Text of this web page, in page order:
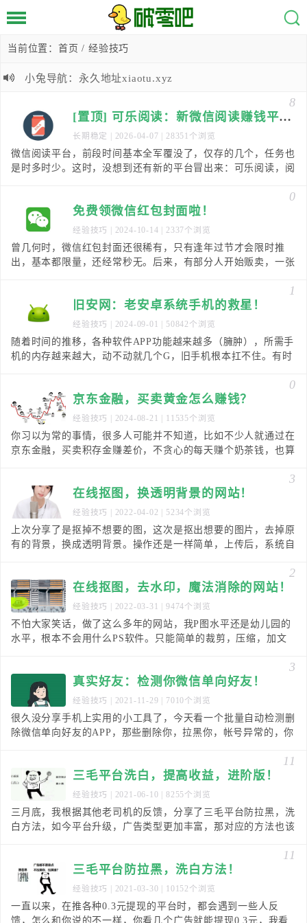
当前位置： 首页 / 经验技巧
小兔导航：永久地址xiaotu.xyz
8
[置顶] 可乐阅读：新微信阅读赚钱平台，0.3元提现！
长期稳定 | 2026-04-07 | 28351个浏览
微信阅读平台，前段时间基本全军覆没了，仅存的几个，任务也
是时多时少。这时，没想到还有新的平台冒出来：可乐阅读，阅
0
免费领微信红包封面啦！
经验技巧 | 2024-10-14 | 2337个浏览
曾几何时，微信红包封面还很稀有，只有逢年过节才会限时推
出，基本都限量，还经常秒无。后来，有部分人开始贩卖，一张
1
旧安网：老安卓系统手机的救星！
经验技巧 | 2024-09-01 | 50842个浏览
随着时间的推移，各种软件APP功能越来越多（臃肿），所需手
机的内存越来越大，动不动就几个G，旧手机根本扛不住。有时
0
京东金融，买卖黄金怎么赚钱？
经验技巧 | 2024-08-21 | 11535个浏览
你习以为常的事情，很多人可能并不知道，比如不少人就通过在
京东金融，买卖积存金赚差价，不贪心的每天赚个奶茶钱，也算
3
在线抠图，换透明背景的网站！
经验技巧 | 2022-04-02 | 5234个浏览
上次分享了是抠掉不想要的图，这次是抠出想要的图片，去掉原
有的背景，换成透明背景。操作还是一样简单，上传后，系统自
2
在线抠图，去水印，魔法消除的网站！
经验技巧 | 2022-03-31 | 9474个浏览
不怕大家笑话，做了这么多年的网站，我P图水平还是幼儿园的
水平，根本不会用什么PS软件。只能简单的裁剪，压缩，加文
3
真实好友：检测你微信单向好友！
经验技巧 | 2021-11-29 | 7010个浏览
很久没分享手机上实用的小工具了，今天看一个批量自动检测删
除微信单向好友的APP，那些删除你，拉黑你，帐号异常的，你
11
三毛平台洗白，提高收益，进阶版！
经验技巧 | 2021-06-10 | 8255个浏览
三月底，我根据其他老司机的反馈，分享了三毛平台防拉黑，洗
白方法，如今平台升级，广告类型更加丰富，那对应的方法也该
11
三毛平台防拉黑，洗白方法！
经验技巧 | 2021-03-30 | 10152个浏览
一直以来，在推各种0.3元提现的平台时，都会遇到一些人反
馈，怎么和你说的不一样，你看几个广告就能提现0.3元，我看